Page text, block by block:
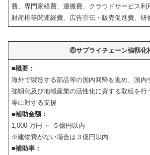
費、専門家経費、運搬費、クラウドサービス利
財産権等関連経費、広告宣伝・販売促進費、研
⑥サプライチェーン強靱化
■概要：
海外で製造する部品等の国内回帰を進め、国内
強靱化及び地域産業の活性化に資する取組を行
等に対する支援
■補助金額：
1,000 万円 ～ ５億円以内
※建物費がない場合は３億円以内
■補助率：